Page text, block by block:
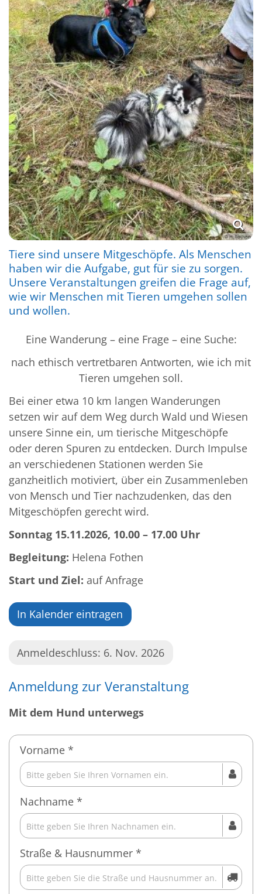
© H. Fothen
Tiere sind unsere Mitgeschöpfe. Als Menschen
haben wir die Aufgabe, gut für sie zu sorgen.
Unsere Veranstaltungen greifen die Frage auf,
wie wir Menschen mit Tieren umgehen sollen
und wollen.
Eine Wanderung – eine Frage – eine Suche:
nach ethisch vertretbaren Antworten, wie ich mit
Tieren umgehen soll.
Bei einer etwa 10 km langen Wanderungen
setzen wir auf dem Weg durch Wald und Wiesen
unsere Sinne ein, um tierische Mitgeschöpfe
oder deren Spuren zu entdecken. Durch Impulse
an verschiedenen Stationen werden Sie
ganzheitlich motiviert, über ein Zusammenleben
von Mensch und Tier nachzudenken, das den
Mitgeschöpfen gerecht wird.
Sonntag 15.11.2026, 10.00 – 17.00 Uhr
Begleitung: Helena Fothen
Start und Ziel: auf Anfrage
In Kalender eintragen
Anmeldeschluss: 6. Nov. 2026
Anmeldung zur Veranstaltung
Mit dem Hund unterwegs
Vorname *
Nachname *
Straße & Hausnummer *